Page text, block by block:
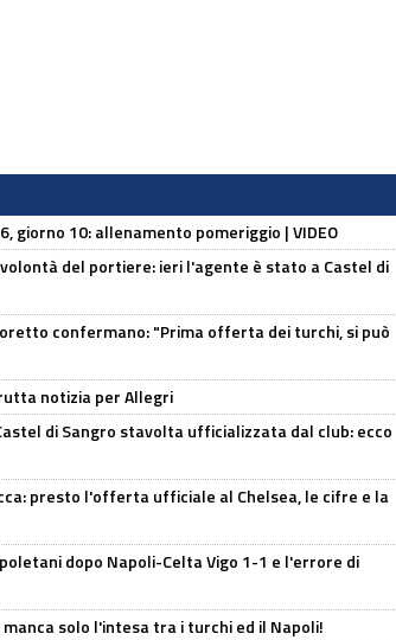
giorno 10: allenamento pomeriggio | VIDEO
del portiere: ieri l'agente è stato a Castel di
confermano: "Prima offerta dei turchi, si può
notizia per Allegri
di Sangro stavolta ufficializzata dal club: ecco
presto l'offerta ufficiale al Chelsea, le cifre e la
dopo Napoli-Celta Vigo 1-1 e l'errore di
solo l'intesa tra i turchi ed il Napoli!